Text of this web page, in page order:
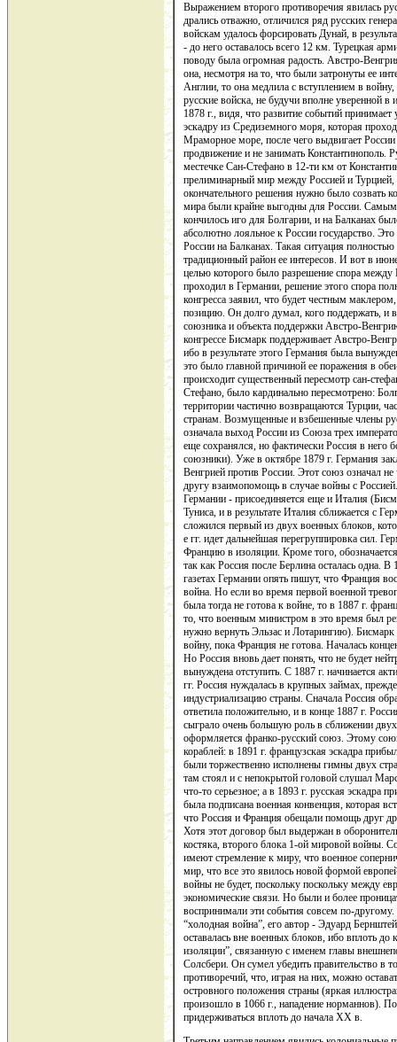
Выражением второго противоречия явилась
дрались отважно, отличился ряд русских
войскам удалось форсировать Дунай, в
- до него оставалось всего 12 км. Турецкая
поводу была огромная радость. Австро-
она, несмотря на то, что были затронуты ее
Англии, то она медлила с вступлением в войну,
русские войска, не будучи вполне уверенной
1878 г., видя, что развитие событий
эскадру из Средиземного моря, которая
Мраморное море, после чего выдвигает
продвижение и не занимать Константинополь.
местечке Сан-Стефано в 12-ти км от
прелиминарный мир между Россией и
окончательного решения нужно было созвать
мира были крайне выгодны для России. Самым
кончилось иго для Болгарии, и на Балканах
абсолютно лояльное к России государство.
России на Балканах. Такая ситуация
традиционный район ее интересов. И вот в
целью которого было разрешение спора между
проходил в Германии, решение этого спора
конгресса заявил, что будет честным
позицию. Он долго думал, кого поддержать, и
союзника и объекта поддержки Австро-
конгрессе Бисмарк поддерживает Австро-
ибо в результате этого Германия была
это было главной причиной ее поражения в
происходит существенный пересмотр сан-
Стефано, было кардинально пересмотрено:
территории частично возвращаются Турции,
странам. Возмущенные и взбешенные члены
означала выход России из Союза трех
еще сохранялся, но фактически Россия в него
союзники). Уже в октябре 1879 г. Германия
Венгрией против России. Этот союз означал
другу взаимопомощь в случае войны с
Германии - присоединяется еще и Италия
Туниса, и в результате Италия сближается с
сложился первый из двух военных блоков,
е гг. идет дальнейшая перегруппировка сил.
Францию в изоляции. Кроме того,
так как Россия после Берлина осталась одна.
газетах Германии опять пишут, что Франция
война. Но если во время первой военной
была тогда не готова к войне, то в 1887 г.
то, что военным министром в это время был
нужно вернуть Эльзас и Лотарингию).
войну, пока Франция не готова. Началась
Но Россия вновь дает понять, что не будет
вынуждена отступить. С 1887 г. начинается
гг. Россия нуждалась в крупных займах,
индустриализацию страны. Сначала Россия
ответила положительно, и в конце 1887 г.
сыграло очень большую роль в сближении
оформляется франко-русский союз. Этому
кораблей: в 1891 г. французская эскадра
были торжественно исполнены гимны двух
там стоял и с непокрытой головой слушал
что-то серьезное; а в 1893 г. русская
была подписана военная конвенция, которая
что Россия и Франция обещали помощь друг
Хотя этот договор был выдержан в
костяка, второго блока 1-ой мировой войны.
имеют стремление к миру, что военное
мир, что все это явилось новой формой
войны не будет, поскольку поскольку между
экономические связи. Но были и более
воспринимали эти события совсем по-
“холодная война”, его автор - Эдуард
оставалась вне военных блоков, ибо вплоть
изоляции”, связанную с именем главы
Солсбери. Он сумел убедить правительство в
противоречий, что, играя на них, можно
островного положения страны (яркая
произошло в 1066 г., нападение норманнов).
придерживаться вплоть до начала XX в.